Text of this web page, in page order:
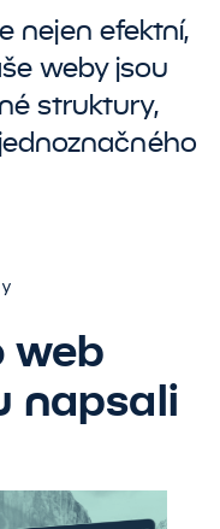
nejen efektní,
weby jsou
struktury,
web
napsali